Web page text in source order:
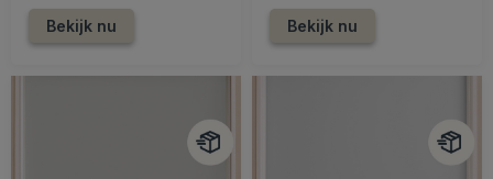
Bekijk nu Bekijk nu